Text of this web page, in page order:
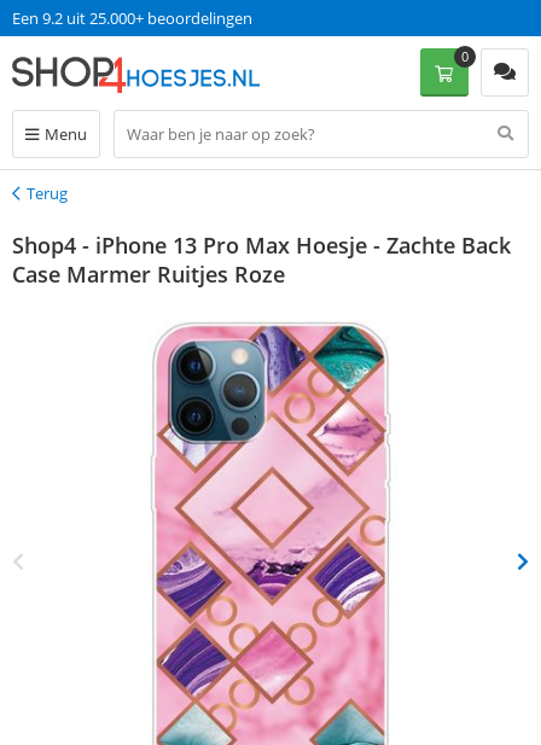
Een 9.2 uit 25.000+ beoordelingen
Menu
0
Terug
Terug
Shop4 - iPhone 13 Pro Max Hoesje - Zachte Back
Case Marmer Ruitjes Roze